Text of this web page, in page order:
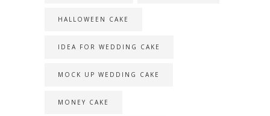
HALLOWEEN CAKE
IDEA FOR WEDDING CAKE
MOCK UP WEDDING CAKE
MONEY CAKE